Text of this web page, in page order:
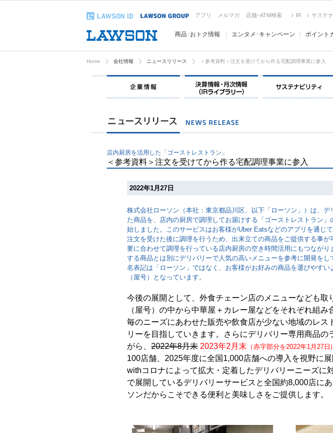
アプリ メルマガ 店舗･ATM検索 IR サステ
商品･おトク情報 エンタメ･キャンペーン ポイント
Home 会社情報 ニュースリリース ＜参考資料＞注文を受けてから作る宅配調理事業に参入
企業情報
店内厨房を活用した「ゴーストレストラン」
＜参考資料＞注文を受けてから作る宅配調理事業に参入
2022年1月27日
株式会社ローソン（本社：東京都品川区、以下「ローソン」）は、デ
た商品を、店内の厨房で調理してお届けする「ゴーストレストラン」
始しました。このサービスはお客様がUber Eatsなどのアプリを通じ
注文を受けた後に調理を行うため、出来立ての商品をご提供する事
要に合わせて調理を行っている店内厨房の空き時間活用にもつなが
する商品とは別にデリバリーで人気の高いメニューを参考に開発を
名表記は「ローソン」ではなく、お客様がお好みの商品を選びやすい
（屋号）となっています。
今後の展開として、外食チェーン店のメニューなども取
（屋号）の中から中華屋＋カレー屋などをそれぞれ組
毎のニーズにあわせた販売や飲食店が少ない地域のレス
リーを目指していきます。さらにデリバリー専用商品の
がら、 2022年8月末 2023年2月末 （赤字部分を2022年1月27日
100店舗、2025年度に全国1,000店舗への導入を視野に展
withコロナによって拡大・定着したデリバリーニーズに
で展開しているデリバリーサービスと全国約8,000店に
ソンだからこそできる便利と美味しさをご提供します。